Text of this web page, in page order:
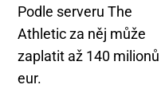
Podle serveru The
Athletic za něj může
zaplatit až 140 milionů
eur.